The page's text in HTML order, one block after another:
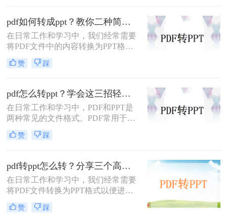
文将介绍三种常用的PDF转PPT的方
法。
pdf如何转成ppt？教你二种简单实用的转换方法!
在日常工作和学习中，我们经常需要
将PDF文件中的内容转换为PPT格
式，以便于演示和分享。那么PDF如
何转成PPT呢？以下是两种常用的方
换。
赞 踩
pdf怎么转ppt？学会这三招轻松搞定转换！
在日常工作和学习中，PDF和PPT是
两种常见的文件格式。PDF常用于文
档的查看和分享，而PPT则更多地用
于制作演示文稿和进行演讲。有时，
式，以便进行编辑、修改或展示。那
么pdf怎么转ppt呢？本文将介绍三种
将PDF转换为PPT的方法：使用专业
的PDF转PPT软件、利用在线转换工
具，以及手动复制粘贴内容。
赞 踩
pdf转ppt怎么转？分享三个高效转换方法！
在日常工作和学习中，我们经常需要
将PDF文件转换为PPT格式以便进行
演示或编辑。那么pdf转ppt怎么转
呢？以下将介绍三种常用的pdf转ppt
赞 踩